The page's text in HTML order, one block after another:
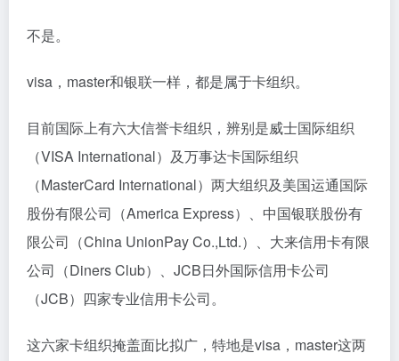
不是。
visa，master和银联一样，都是属于卡组织。
目前国际上有六大信誉卡组织，辨别是威士国际组织
（VISA International）及万事达卡国际组织
（MasterCard International）两大组织及美国运通国际
股份有限公司（America Express）、中国银联股份有
限公司（China UnionPay Co.,Ltd.）、大来信用卡有限
公司（Diners Club）、JCB日外国际信用卡公司
（JCB）四家专业信用卡公司。
这六家卡组织掩盖面比拟广，特地是visa，master这两